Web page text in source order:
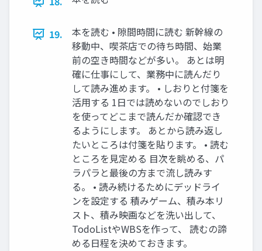
19.
本を読む • 隙間時間に読む 新幹線の
移動中、喫茶店での待ち時間、始業
前の空き時間などが多い。 あとは明
確に仕事にして、業務中に読んだり
して読み進めます。 • しおりと付箋を
活用する 1日では読めないのでしおり
を使ってどこまで読んだか確認でき
るようにします。 あとから読み返し
たいところは付箋を貼ります。 • 読む
ところを見定める 目次を眺める、パ
ラパラと最後の方まで流し読みす
る。 • 読み続けるためにデッドライ
ンを設定する 積みゲーム、積み本リ
スト、積み映画などを洗い出して、
TodoListやWBSを作って、 読むの諦
める日程を決めておきます。